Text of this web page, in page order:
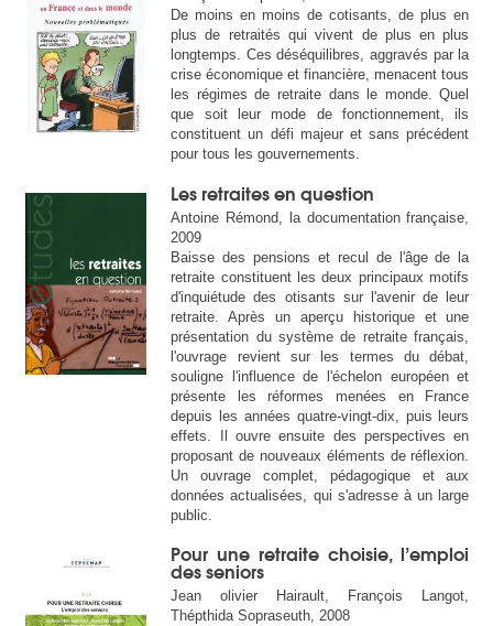
De moins en moins de cotisants, de plus en
plus de retraités qui vivent de plus en plus
longtemps. Ces déséquilibres, aggravés par la
crise économique et financière, menacent tous
les régimes de retraite dans le monde. Quel
que soit leur mode de fonctionnement, ils
constituent un défi majeur et sans précédent
pour tous les gouvernements.
Les retraites en question
Antoine Rémond, la documentation française,
2009
Baisse des pensions et recul de l'âge de la
retraite constituent les deux principaux motifs
d'inquiétude des otisants sur l'avenir de leur
retraite. Après un aperçu historique et une
présentation du système de retraite français,
l'ouvrage revient sur les termes du débat,
souligne l'influence de l'échelon européen et
présente les réformes menées en France
depuis les années quatre-vingt-dix, puis leurs
effets. Il ouvre ensuite des perspectives en
proposant de nouveaux éléments de réflexion.
Un ouvrage complet, pédagogique et aux
données actualisées, qui s'adresse à un large
public.
Pour une retraite choisie, l’emploi
des seniors
Jean olivier Hairault, François Langot,
Thépthida Sopraseuth, 2008